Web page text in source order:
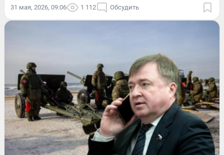
31 мая, 2026, 09:06 1 112 Обсудить